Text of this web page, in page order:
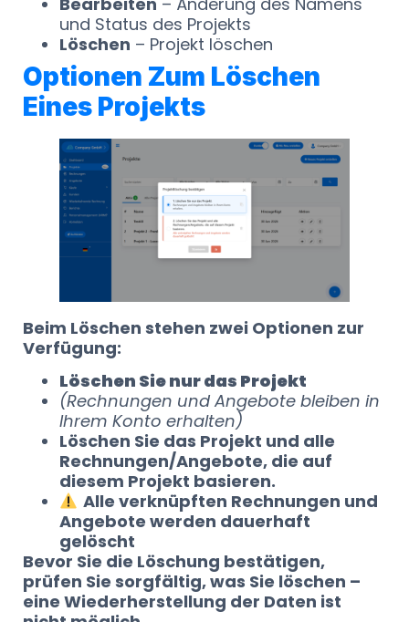
und Status des Projekts
Löschen – Projekt löschen
Optionen Zum Löschen
Eines Projekts
Beim Löschen stehen zwei Optionen zur
Verfügung:
Löschen Sie nur das Projekt
(Rechnungen und Angebote bleiben in
Ihrem Konto erhalten)
Löschen Sie das Projekt und alle
Rechnungen/Angebote, die auf
diesem Projekt basieren.
Alle verknüpften Rechnungen und
Angebote werden dauerhaft
gelöscht
Bevor Sie die Löschung bestätigen,
prüfen Sie sorgfältig, was Sie löschen –
eine Wiederherstellung der Daten ist